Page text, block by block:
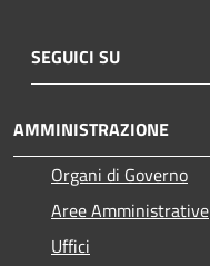
SEGUICI SU
AMMINISTRAZIONE
Organi di Governo
Aree Amministrative
Uffici